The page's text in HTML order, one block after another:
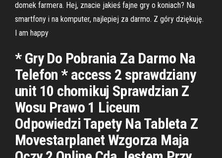
domek farmera. Hej, znacie jakieś fajne gry o koniach? Na
smartfony i na komputer, najlepiej za darmo. Z góry dziękuję.
I am happy
* Gry Do Pobrania Za Darmo Na
Telefon * access 2 sprawdziany
unit 10 chomikuj Sprawdzian Z
Wosu Prawo 1 Liceum
Odpowiedzi Tapety Na Tableta Z
Movestarplanet Wzgorza Maja